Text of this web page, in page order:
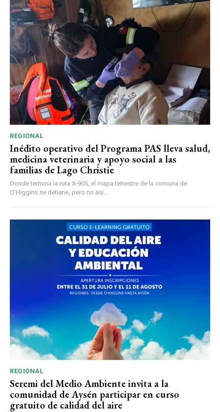
REGIONAL
Inédito operativo del Programa PAS lleva salud,
medicina veterinaria y apoyo social a las
familias de Lago Christie
Donde termina la ruta X-905, el mapa terrestre de la comuna de
O’Higgins se detiene, pero no así...
REGIONAL
Seremi del Medio Ambiente invita a la
comunidad de Aysén participar en curso
gratuito de calidad del aire